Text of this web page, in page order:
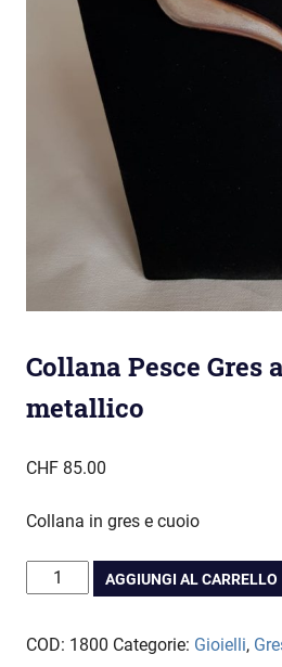
Collana Pesce Gres
metallico
CHF 85.00
Collana in gres e cuoio
Collana
Pesce
arancio-
AGGIUNGI AL CARRELLO
COD: 1800 Categorie: Gioielli,